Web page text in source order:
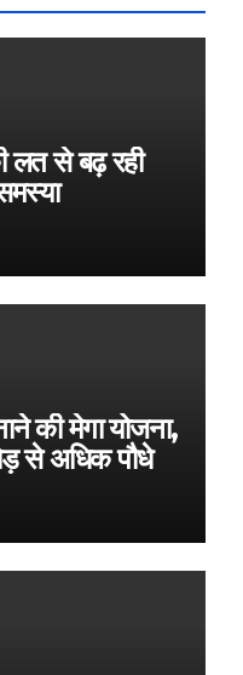
लत से बढ़ रही
की मेगा योजना,
से अधिक पौधे